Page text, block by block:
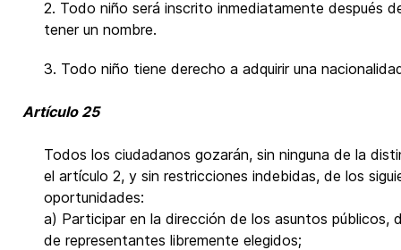
2. Todo niño será inscrito inmediatamente después
tener un nombre.
3. Todo niño tiene derecho a adquirir una
Artículo 25
Todos los ciudadanos gozarán, sin ninguna de la
el artículo 2, y sin restricciones indebidas, de los
oportunidades:
a) Participar en la dirección de los asuntos públicos,
de representantes libremente elegidos;